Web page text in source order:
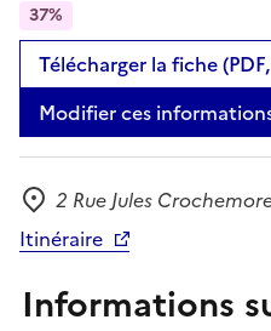
37%
Télécharger la fiche
Modifier ces
Adresse
2 Rue Jules
Itinéraire
Informations